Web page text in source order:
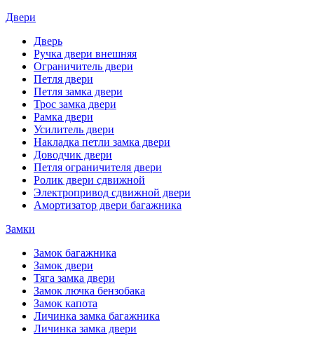
Двери
Дверь
Ручка двери внешняя
Ограничитель двери
Петля двери
Петля замка двери
Трос замка двери
Рамка двери
Усилитель двери
Накладка петли замка двери
Доводчик двери
Петля ограничителя двери
Ролик двери сдвижной
Электропривод сдвижной двери
Амортизатор двери багажника
Замки
Замок багажника
Замок двери
Тяга замка двери
Замок лючка бензобака
Замок капота
Личинка замка багажника
Личинка замка двери